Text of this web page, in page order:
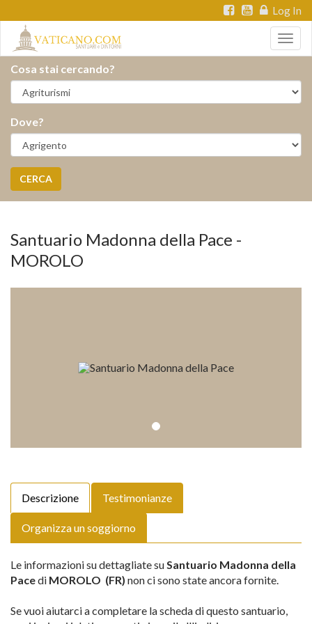
Log In
Cosa stai cercando?
Dove?
CERCA
Santuario Madonna della Pace -
MOROLO
Descrizione Testimonianze
Organizza un soggiorno
Le informazioni su dettagliate suSantuario Madonna della
Pacedi MOROLO (FR) non ci sono state ancora fornite.
Se vuoi aiutarci a completare la scheda di questo santuario,